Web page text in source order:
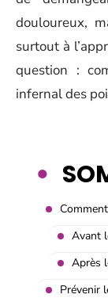
douloureux,
surtout à
question :
infernal des
Avant
Après
Prévenir